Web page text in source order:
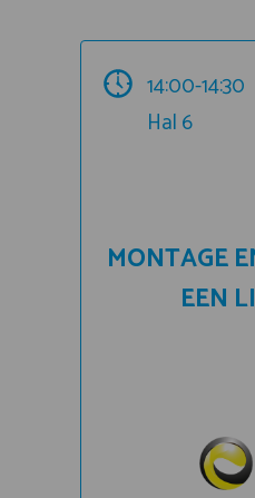
14:00-14:30
Hal 6
MONTAGE
EEN